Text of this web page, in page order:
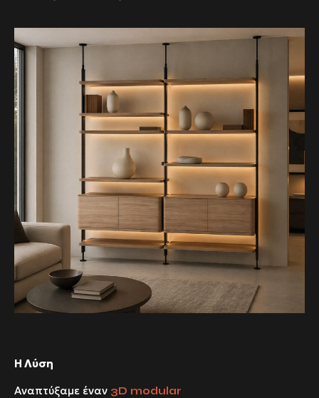
Η Λύση
Αναπτύξαμε έναν 3D modular